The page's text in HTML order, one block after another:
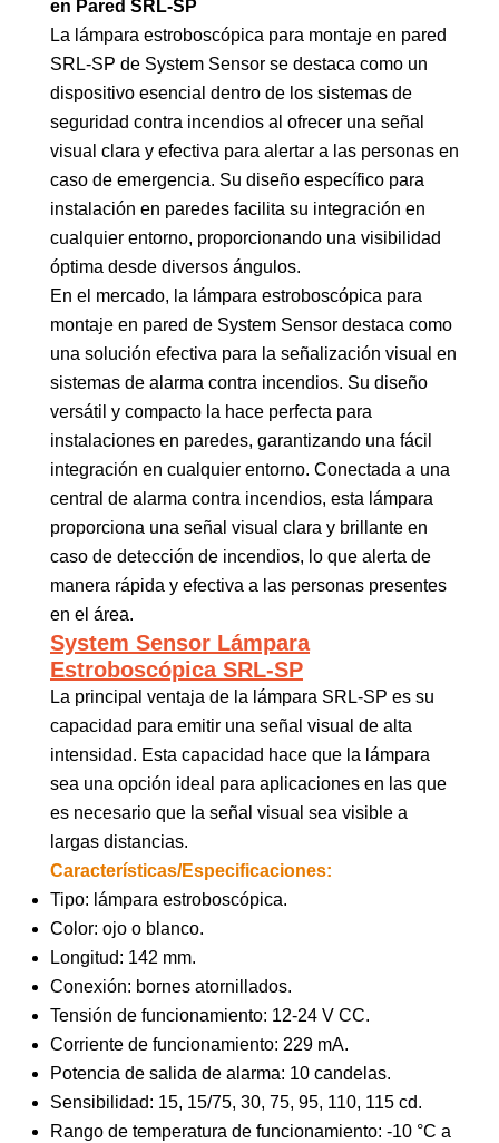
en Pared SRL-SP
La lámpara estroboscópica para montaje en pared
SRL-SP de System Sensor se destaca como un
dispositivo esencial dentro de los sistemas de
seguridad contra incendios al ofrecer una señal
visual clara y efectiva para alertar a las personas en
caso de emergencia. Su diseño específico para
instalación en paredes facilita su integración en
cualquier entorno, proporcionando una visibilidad
óptima desde diversos ángulos.
En el mercado, la lámpara estroboscópica para
montaje en pared de System Sensor destaca como
una solución efectiva para la señalización visual en
sistemas de alarma contra incendios. Su diseño
versátil y compacto la hace perfecta para
instalaciones en paredes, garantizando una fácil
integración en cualquier entorno. Conectada a una
central de alarma contra incendios, esta lámpara
proporciona una señal visual clara y brillante en
caso de detección de incendios, lo que alerta de
manera rápida y efectiva a las personas presentes
en el área.
System Sensor Lámpara
Estroboscópica SRL-SP
La principal ventaja de la lámpara SRL-SP es su
capacidad para emitir una señal visual de alta
intensidad. Esta capacidad hace que la lámpara
sea una opción ideal para aplicaciones en las que
es necesario que la señal visual sea visible a
largas distancias.
Características/Especificaciones:
Tipo: lámpara estroboscópica.
Color: ojo o blanco.
Longitud: 142 mm.
Conexión: bornes atornillados.
Tensión de funcionamiento: 12-24 V CC.
Corriente de funcionamiento: 229 mA.
Potencia de salida de alarma: 10 candelas.
Sensibilidad: 15, 15/75, 30, 75, 95, 110, 115 cd.
Rango de temperatura de funcionamiento: -10 °C a